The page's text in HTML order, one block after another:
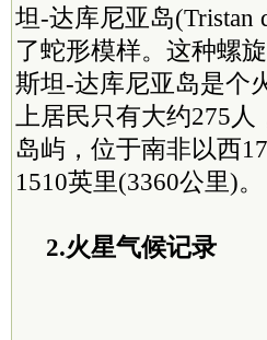
坦-达库尼亚岛(Tristan
了蛇形模样。这种螺
斯坦-达库尼亚岛是个
上居民只有大约275
岛屿，位于南非以西
1510英里(3360公里)。
2.火星气候记录